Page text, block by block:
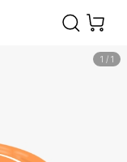
1 / 1